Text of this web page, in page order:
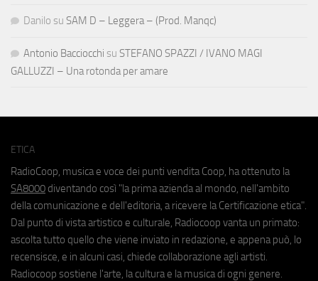
Danilo su SAM D – Leggera – (Prod. Manqc)
Antonio Bacciocchi su STEFANO SPAZZI / IVANO MAGI
GALLUZZI – Una rotonda per amare
ETICA
RadioCoop, musica e voce dei punti vendita Coop, ha ottenuto la
SA8000 diventando così "la prima azienda al mondo, nell'ambito
della comunicazione e dell'editoria, a ricevere la Certificazione etica".
Dal punto di vista artistico e culturale, Radiocoop vanta un primato:
ascolta tutto quello che viene inviato in redazione, e appena può, lo
recensisce, e in alcuni casi, chiede collaborazione agli artisti.
Radiocoop sostiene l'arte, la cultura e la musica di ogni genere.